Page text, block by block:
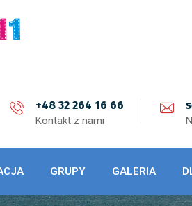
+48 32 264 16 66
Kontakt z nami
GRUPY GALERIA